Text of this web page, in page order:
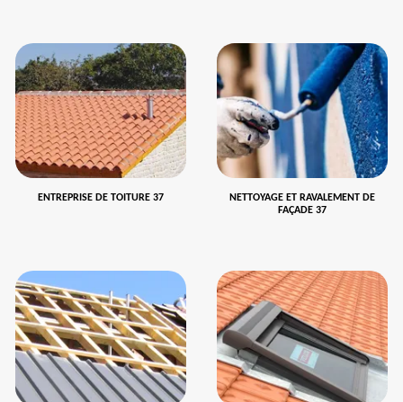
ENTREPRISE DE TOITURE 37
NETTOYAGE ET RAVALEMENT DE
FAÇADE 37